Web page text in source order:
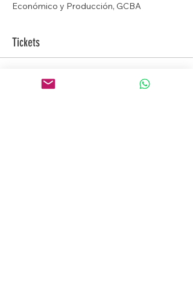
Económico y Producción, GCBA
Tickets
Venta finalizada